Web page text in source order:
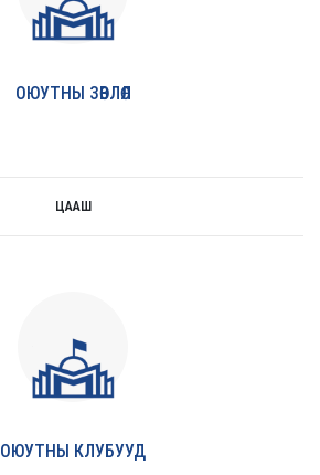
ОЮУТНЫ ЗӨВЛӨЛ
ЦААШ
ОЮУТНЫ КЛУБУУД